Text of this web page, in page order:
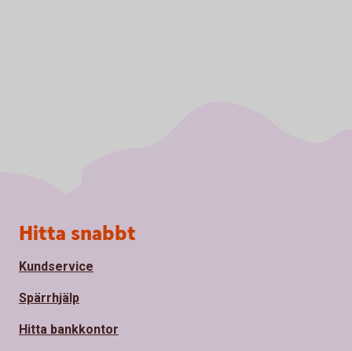
Sidfot
Hitta snabbt
Kundservice
Spärrhjälp
Hitta bankkontor